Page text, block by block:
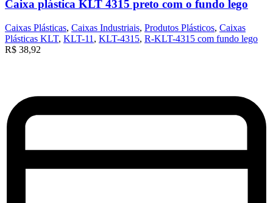
Caixa plástica KLT 4315 preto com o fundo lego
Caixas Plásticas, Caixas Industriais, Produtos Plásticos, Caixas
Plásticas KLT, KLT-11 , KLT-4315, R-KLT-4315 com fundo lego
R$ 38,92